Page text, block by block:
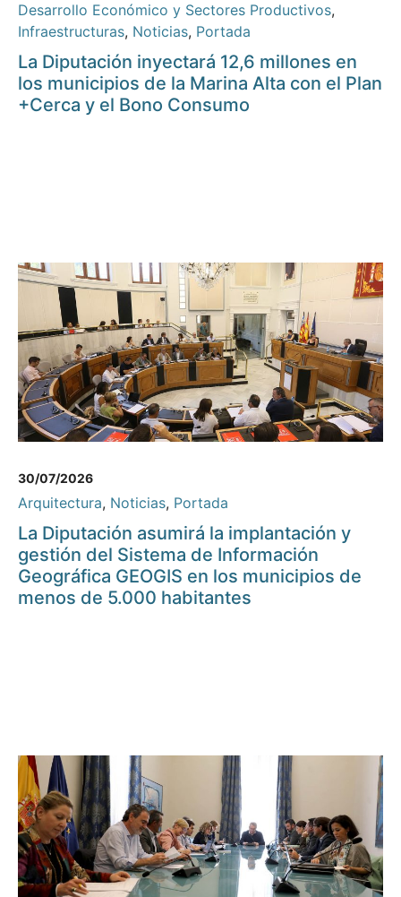
Desarrollo Económico y Sectores Productivos,
Infraestructuras, Noticias, Portada
La Diputación inyectará 12,6 millones en
los municipios de la Marina Alta con el Plan
+Cerca y el Bono Consumo
30/07/2026
Arquitectura, Noticias, Portada
La Diputación asumirá la implantación y
gestión del Sistema de Información
Geográfica GEOGIS en los municipios de
menos de 5.000 habitantes